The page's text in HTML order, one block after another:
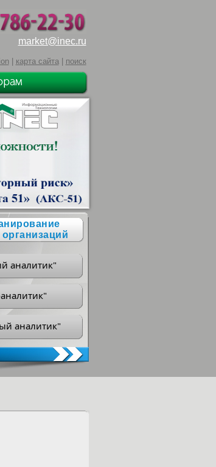
market@inec.ru
| карта сайта| поиск
аналитик"
аналитик"